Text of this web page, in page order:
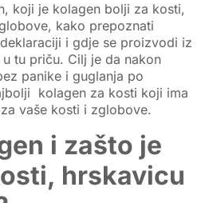
koji je kolagen bolji za kosti,
kako prepoznati
i gdje se proizvodi iz
tu priču. Cilj je da nakon
panike i guglanja po
kolagen za kosti koji ima
vaše kosti i zglobove.
i zašto je
hrskavicu